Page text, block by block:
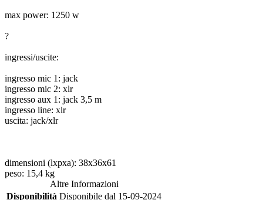
max power: 1250 w
?
ingressi/uscite:
ingresso mic 1: jack
ingresso mic 2: xlr
ingresso aux 1: jack 3,5 m
ingresso line: xlr
uscita: jack/xlr
dimensioni (lxpxa): 38x36x61
peso: 15,4 kg
Altre Informazioni
Disponibilità Disponibile dal 15-09-2024